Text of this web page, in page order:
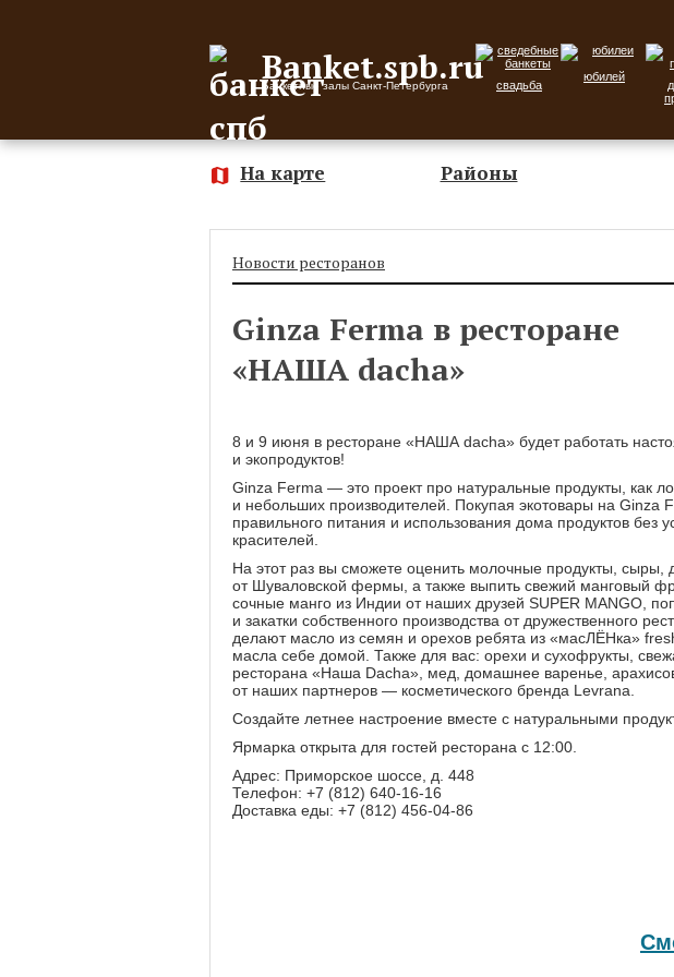
Banket.spb.ru
Банкетные залы Санкт-Петербурга свадьба
юбилей
На карте Районы
Новости ресторанов
Ginza Ferma в ресторане
«НАША dacha»
8 и 9 июня в ресторане «НАША dacha» будет работать
и экопродуктов!
Ginza Ferma — это проект про натуральные продукты, как
и небольших производителей. Покупая экотовары на Ginza
правильного питания и использования дома продуктов без
красителей.
На этот раз вы сможете оценить молочные продукты,
от Шуваловской фермы, а также выпить свежий манговый
сочные манго из Индии от наших друзей SUPER MANGO,
и закатки собственного производства от дружественного
делают масло из семян и орехов ребята из «масЛЁНка»
масла себе домой. Также для вас: орехи и сухофрукты,
ресторана «Наша Dacha», мед, домашнее варенье,
от наших партнеров — косметического бренда Levrana.
Создайте летнее настроение вместе с натуральными
Ярмарка открыта для гостей ресторана с 12:00.
Адрес: Приморское шоссе, д. 448
Телефон: +7 (812) 640-16-16
Доставка еды: +7 (812) 456-04-86